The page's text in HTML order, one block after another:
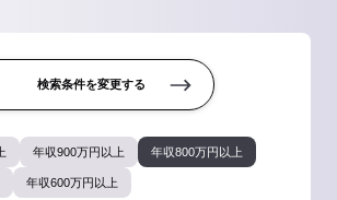
検索条件を変更する
年収900万円以上 年収800万円以上
年収600万円以上